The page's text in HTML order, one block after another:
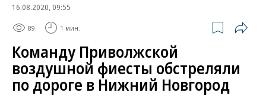
16.08.2020, 09:55
89 1 мин.
Команду Приволжской
воздушной фиесты обстреляли
по дороге в Нижний Новгород